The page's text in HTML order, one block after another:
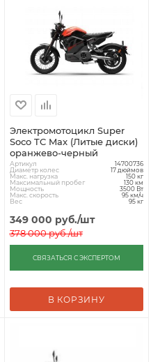
Электромотоцикл Super
Soco TC Max (Литые диски)
оранжево-черный
Артикул 14700736
Диаметр колес 17 дюймов
Макс. нагрузка 150 кг
Максимальный пробег 130 км
Мощность 3500 Вт
Макс. скорость 95 км/ч
Вес 95 кг
349 000 руб./шт
378 000руб./шт
СВЯЗАТЬСЯ С ЭКСПЕРТОМ
В КОРЗИНУ